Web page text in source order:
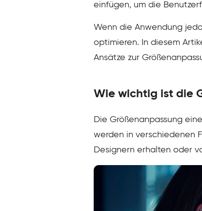
einfügen, um die
Wenn die Anwendung
optimieren. In diesem
Ansätze zur
Wie wichtig ist die
Die Größenanpassung
werden in verschiedenen
Designern erhalten oder